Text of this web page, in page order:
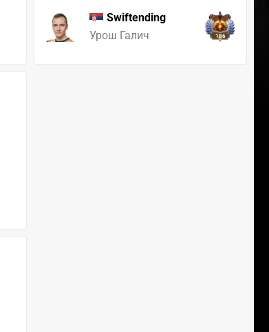
Swiftending
Урош Галич
186